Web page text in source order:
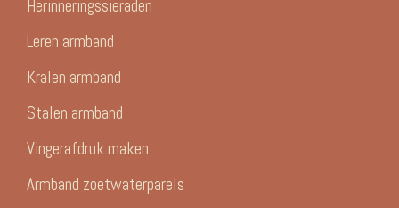
Herinneringssieraden
Leren armband
Kralen armband
Stalen armband
Vingerafdruk maken
Armband zoetwaterparels